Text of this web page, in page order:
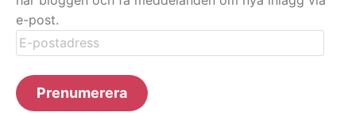
e-post.
E-
postadress
Prenumerera